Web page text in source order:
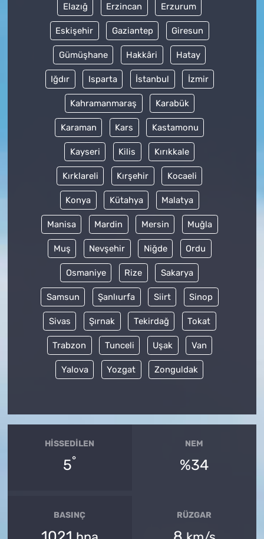
Elazığ Erzincan Erzurum
Eskişehir Gaziantep Giresun
Gümüşhane Hakkâri Hatay
Iğdır Isparta İstanbul İzmir
Kahramanmaraş Karabük
Karaman Kars Kastamonu
Kayseri Kilis Kırıkkale
Kırklareli Kırşehir Kocaeli
Konya Kütahya Malatya
Manisa Mardin Mersin Muğla
Muş Nevşehir Niğde Ordu
Osmaniye Rize Sakarya
Samsun Şanlıurfa Siirt Sinop
Sivas Şırnak Tekirdağ Tokat
Trabzon Tunceli Uşak Van
Yalova Yozgat Zonguldak
HISSEDILEN
5°
NEM
%34
BASINÇ RÜZGAR